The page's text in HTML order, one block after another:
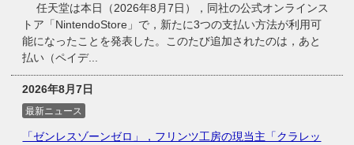
任天堂は本日（2026年8月7日），同社の公式オンラインス
トア「NintendoStore」で，新たに3つの支払い方法が利用可
能になったことを発表した。このたび追加されたのは，あと
払い（ペイデ...
2026年8月7日
最新ニュース
「ゼンレスゾーンゼロ」，フリンツ工房の現当主「クラレッ